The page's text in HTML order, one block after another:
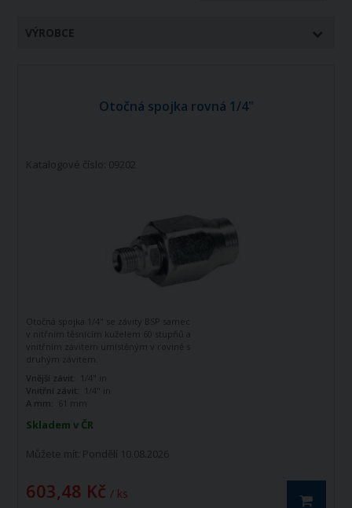
VÝROBCE
Otočná spojka rovná 1/4"
Katalogové číslo: 09202
Skladem v ČR
Můžete mít: Pondělí 10.08.2026
603,48 Kč / ks
Otočná spojka 1/4" se závity BSP samec
v nitřním těsnícím kuželem 60 stupňů a
vnitřním závitem umístěným v rovině s
druhým závitem.
Vnější závit:
1/4" in
Vnitřní závit:
1/4" in
A mm: 61 mm